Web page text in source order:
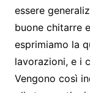
essere
buone chitarre
esprimiamo la
lavorazioni, e i
Vengono così